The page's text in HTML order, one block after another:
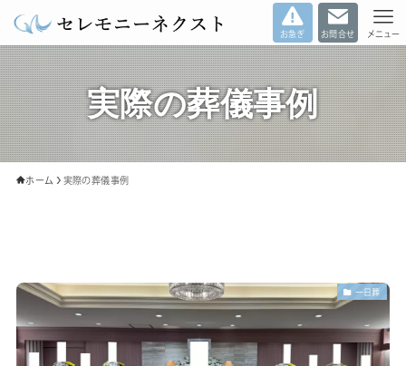
お急ぎ お問合せ メニュー
実際の葬儀事例
ホーム 実際の葬儀事例
一日葬